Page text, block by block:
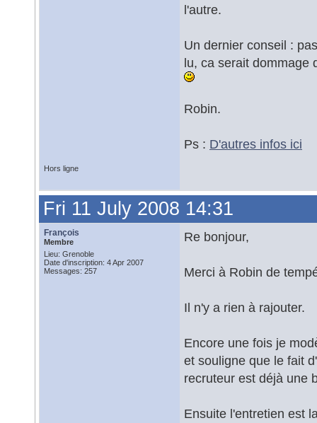
l'autre.
Un dernier conseil :
lu, ca serait dommage
Robin.
Ps : D'autres infos ici
Hors ligne
Fri 11 July 2008 14:31
François
Membre
Lieu: Grenoble
Date d'inscription: 4 Apr 2007
Messages: 257
Re bonjour,
Merci à Robin de
Il n'y a rien à rajouter.
Encore une fois je
et souligne que le fait
recruteur est déjà une
Ensuite l'entretien est